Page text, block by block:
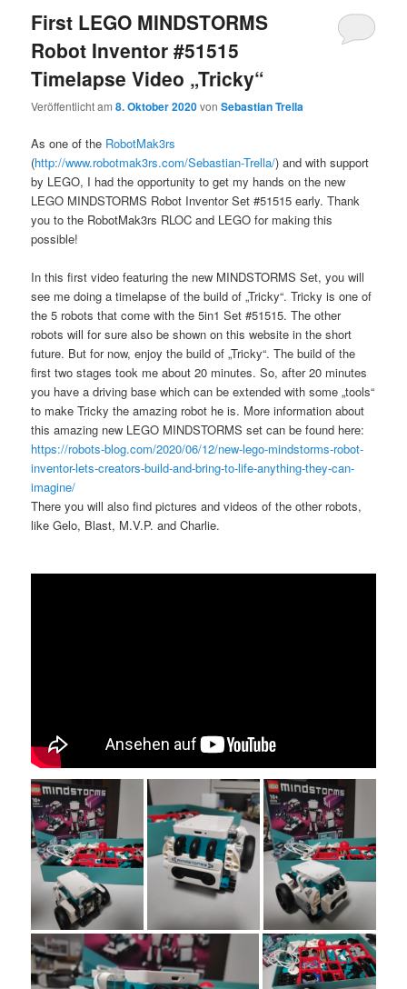
First LEGO MINDSTORMS
Robot Inventor #51515
Timelapse Video „Tricky“
Veröffentlicht am8. Oktober 2020vonSebastian Trella
As one of the RobotMak3rs
(http://www.robotmak3rs.com/Sebastian-Trella/) and with support
by LEGO, I had the opportunity to get my hands on the new
LEGO MINDSTORMS Robot Inventor Set #51515 early. Thank
you to the RobotMak3rs RLOC and LEGO for making this
possible!
In this first video featuring the new MINDSTORMS Set, you will
see me doing a timelapse of the build of „Tricky“. Tricky is one of
the 5 robots that come with the 5in1 Set #51515. The other
robots will for sure also be shown on this website in the short
future. But for now, enjoy the build of „Tricky“. The build of the
first two stages took me about 20 minutes. So, after 20 minutes
you have a driving base which can be extended with some „tools“
to make Tricky the amazing robot he is. More information about
this amazing new LEGO MINDSTORMS set can be found here:
https://robots-blog.com/2020/06/12/new-lego-mindstorms-robot-
inventor-lets-creators-build-and-bring-to-life-anything-they-can-
imagine/
There you will also find pictures and videos of the other robots,
like Gelo, Blast, M.V.P. and Charlie.